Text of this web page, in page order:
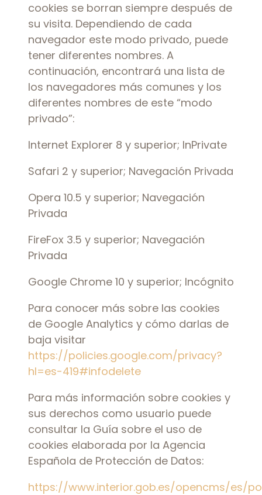
cookies se borran siempre después de
su visita. Dependiendo de cada
navegador este modo privado, puede
tener diferentes nombres. A
continuación, encontrará una lista de
los navegadores más comunes y los
diferentes nombres de este “modo
privado”:
Internet Explorer 8 y superior; InPrivate
Safari 2 y superior; Navegación Privada
Opera 10.5 y superior; Navegación
Privada
FireFox 3.5 y superior; Navegación
Privada
Google Chrome 10 y superior; Incógnito
Para conocer más sobre las cookies
de Google Analytics y cómo darlas de
baja visitar
https://policies.google.com/privacy?
hl=es-419#infodelete
Para más información sobre cookies y
sus derechos como usuario puede
consultar la Guía sobre el uso de
cookies elaborada por la Agencia
Española de Protección de Datos:
https://www.interior.gob.es/opencms/es/